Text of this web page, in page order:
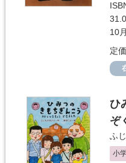
10月
定価
ひ
ぞ
ふ
小